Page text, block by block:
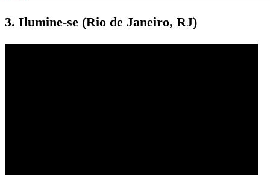
3. Ilumine-se (Rio de Janeiro, RJ)